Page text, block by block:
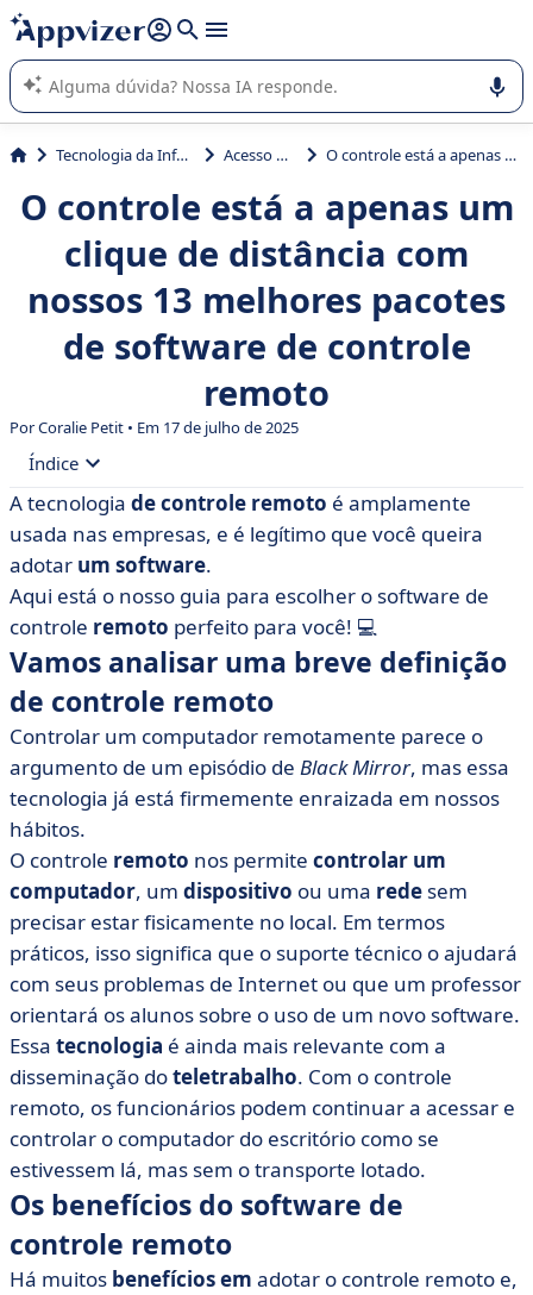
de nossa IA (várias linhas com
A IA do Appvizer o orienta no uso ou na seleção de software
SaaS para sua empresa.
Tecnologia da Informação (TI) Acesso Remoto O controle está a apenas um clique de distância com nossos 13 melhores pacotes de software de controle remoto
O controle está a apenas um
clique de distância com
nossos 13 melhores pacotes
de software de controle
remoto
Por Coralie Petit • Em 17 de julho de 2025
Índice
• Vamos analisar uma breve definição de controle
• Os benefícios do software de controle remoto
• Como escolher o software certo
• Nossa seleção dos 13 melhores pacotes de software
de controle remoto
• NinjaOne
• AnyDesk
• Ajuda rápida do Windows
• Área de trabalho remota do Chrome
• EasyRemote da Septeo
• GoToMyPC
• GravityZone Small Business Security da Bitdefender
• Iperius Remote
• NoMachine
• SplashTop
• TeamViewer
• UltraVNC
• Zoho Assist
• A escolha é sua!
A tecnologia de controle remoto é amplamente
usada nas empresas, e é legítimo que você queira
adotar um software.
Aqui está o nosso guia para escolher o software de
controle remoto perfeito para você! 💻
Vamos analisar uma breve definição
de controle remoto
Controlar um computador remotamente parece o
argumento de um episódio de Black Mirror, mas essa
tecnologia já está firmemente enraizada em nossos
hábitos.
O controle remoto nos permite controlar um
computador, um dispositivo ou uma rede sem
precisar estar fisicamente no local. Em termos
práticos, isso significa que o suporte técnico o ajudará
com seus problemas de Internet ou que um professor
orientará os alunos sobre o uso de um novo software.
Essa tecnologia é ainda mais relevante com a
disseminação doteletrabalho. Com o controle
remoto, os funcionários podem continuar a acessar e
controlar o computador do escritório como se
estivessem lá, mas sem o transporte lotado.
Os benefícios do software de
controle remoto
Há muitos benefícios em adotar o controle remoto e,